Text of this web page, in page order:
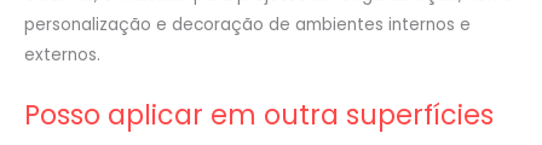
personalização e decoração de ambientes internos e
externos.
Posso aplicar em outra superfícies